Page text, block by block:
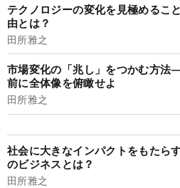
テクノロジーの変化を見極めるこ
由とは？
田所雅之
市場変化の「兆し」をつかむ方
前に全体像を俯瞰せよ
田所雅之
社会に大きなインパクトをもたら
のビジネスとは？
田所雅之